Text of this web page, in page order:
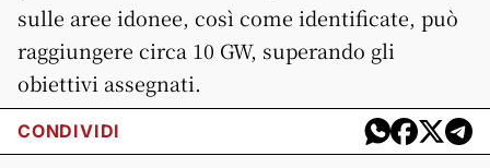
sulle aree idonee, così come identificate, può
raggiungere circa 10 GW, superando gli
obiettivi assegnati.
CONDIVIDI